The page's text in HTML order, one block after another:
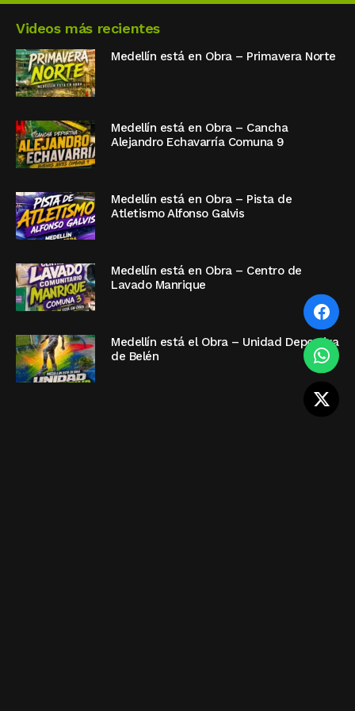
Videos más recientes
Medellín está en Obra – Primavera Norte
Medellín está en Obra – Cancha
Alejandro Echavarría Comuna 9
Medellín está en Obra – Pista de
Atletismo Alfonso Galvis
Medellín está en Obra – Centro de
Lavado Manrique
Medellín está el Obra – Unidad Deportiva
de Belén